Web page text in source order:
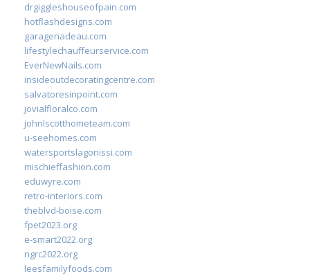
drgiggleshouseofpain.com
hotflashdesigns.com
garagenadeau.com
lifestylechauffeurservice.com
EverNewNails.com
insideoutdecoratingcentre.com
salvatoresinpoint.com
jovialfloralco.com
johnlscotthometeam.com
u-seehomes.com
watersportslagonissi.com
mischieffashion.com
eduwyre.com
retro-interiors.com
theblvd-boise.com
fpet2023.org
e-smart2022.org
ngrc2022.org
leesfamilyfoods.com